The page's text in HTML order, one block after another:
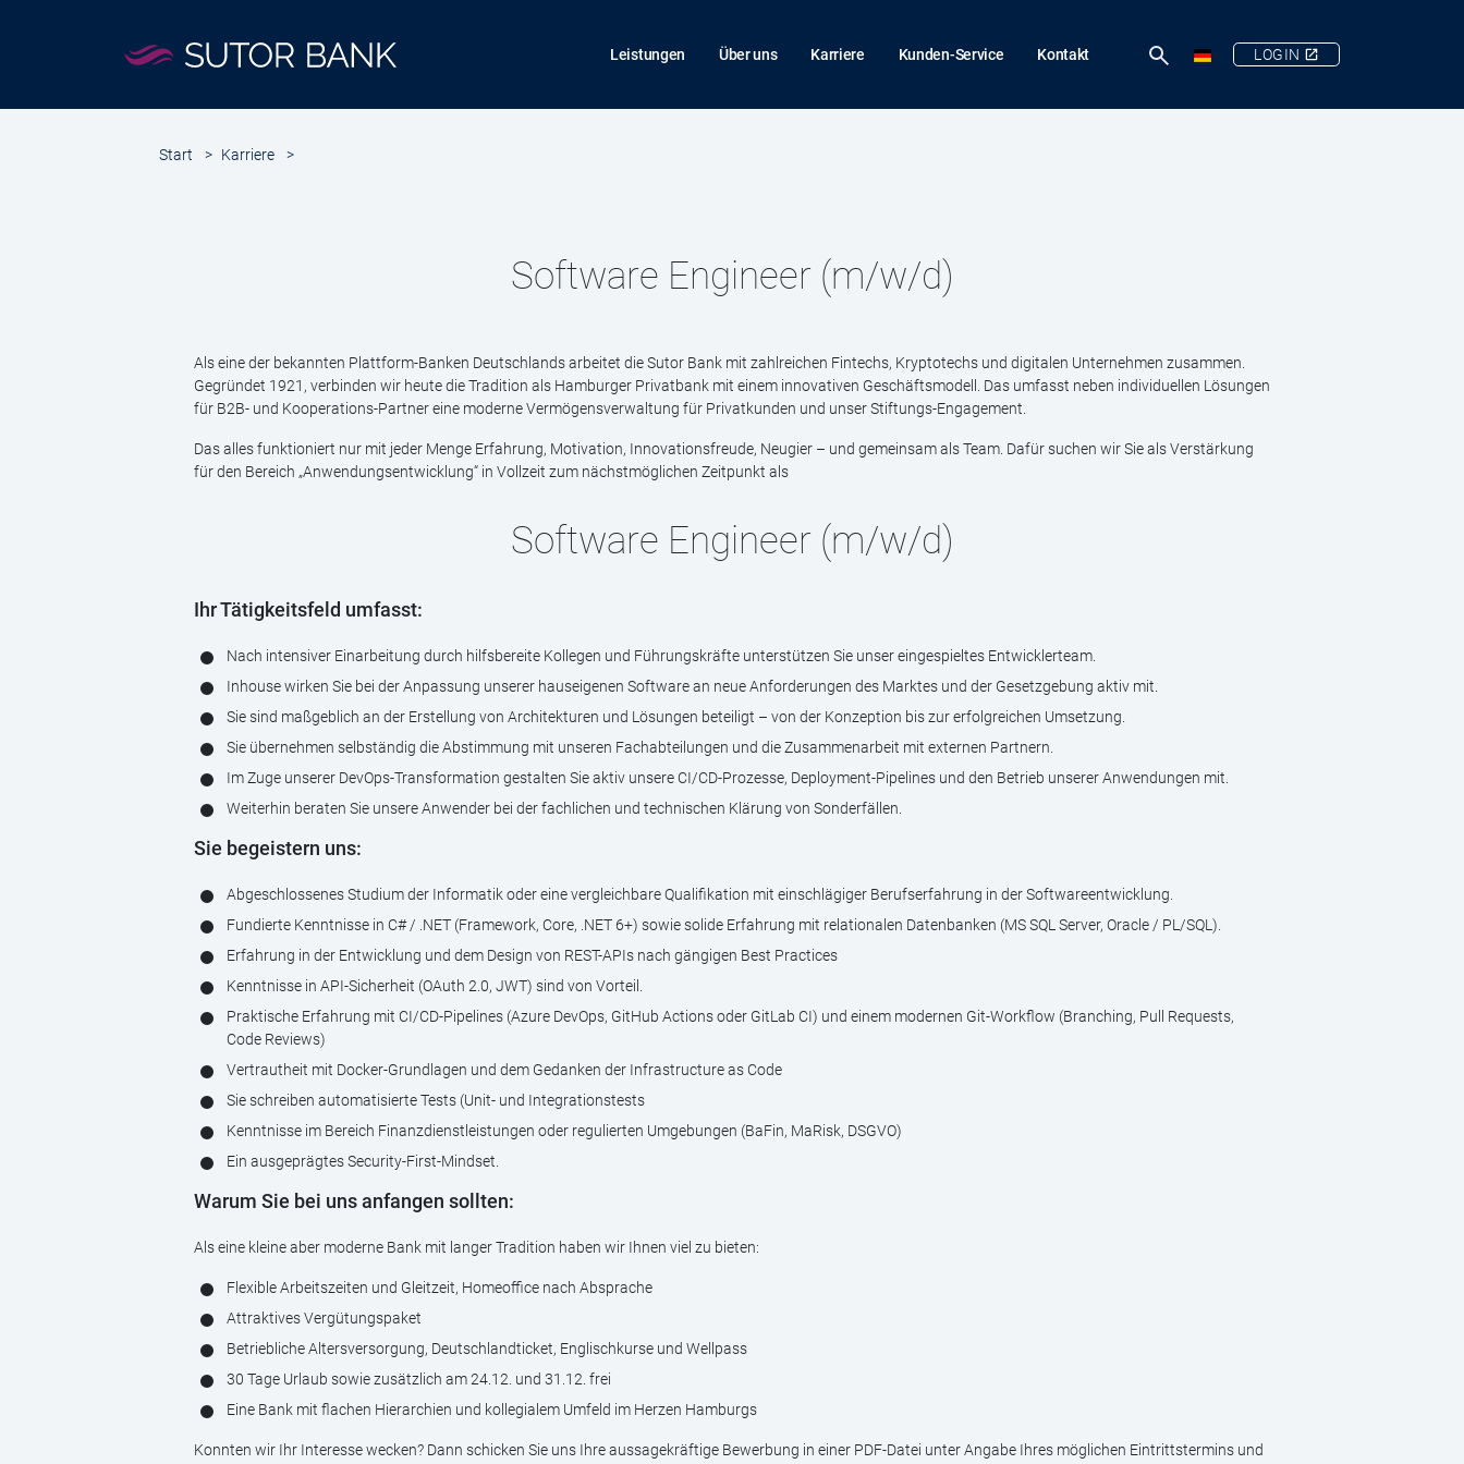
Leistungen Über uns Karriere Kunden-Service Kontakt LOGIN
Start > Karriere >
Software Engineer (m/w/d)
Als eine der bekannten Plattform-Banken Deutschlands arbeitet die Sutor Bank mit zahlreichen Fintechs, Kryptotechs und digitalen Unternehmen zusammen.
Gegründet 1921, verbinden wir heute die Tradition als Hamburger Privatbank mit einem innovativen Geschäftsmodell. Das umfasst neben individuellen Lösungen
für B2B- und Kooperations-Partner eine moderne Vermögensverwaltung für Privatkunden und unser Stiftungs-Engagement.
Das alles funktioniert nur mit jeder Menge Erfahrung, Motivation, Innovationsfreude, Neugier – und gemeinsam als Team. Dafür suchen wir Sie als Verstärkung
für den Bereich „Anwendungsentwicklung“ in Vollzeit zum nächstmöglichen Zeitpunkt als
Software Engineer (m/w/d)
Ihr Tätigkeitsfeld umfasst:
Nach intensiver Einarbeitung durch hilfsbereite Kollegen und Führungskräfte unterstützen Sie unser eingespieltes Entwicklerteam.
Inhouse wirken Sie bei der Anpassung unserer hauseigenen Software an neue Anforderungen des Marktes und der Gesetzgebung aktiv mit.
Sie sind maßgeblich an der Erstellung von Architekturen und Lösungen beteiligt – von der Konzeption bis zur erfolgreichen Umsetzung.
Sie übernehmen selbständig die Abstimmung mit unseren Fachabteilungen und die Zusammenarbeit mit externen Partnern.
Im Zuge unserer DevOps-Transformation gestalten Sie aktiv unsere CI/CD-Prozesse, Deployment-Pipelines und den Betrieb unserer Anwendungen mit.
Weiterhin beraten Sie unsere Anwender bei der fachlichen und technischen Klärung von Sonderfällen.
Sie begeistern uns:
Abgeschlossenes Studium der Informatik oder eine vergleichbare Qualifikation mit einschlägiger Berufserfahrung in der Softwareentwicklung.
Fundierte Kenntnisse in C# / .NET (Framework, Core, .NET 6+) sowie solide Erfahrung mit relationalen Datenbanken (MS SQL Server, Oracle / PL/SQL).
Erfahrung in der Entwicklung und dem Design von REST-APIs nach gängigen Best Practices
Kenntnisse in API-Sicherheit (OAuth 2.0, JWT) sind von Vorteil.
Praktische Erfahrung mit CI/CD-Pipelines (Azure DevOps, GitHub Actions oder GitLab CI) und einem modernen Git-Workflow (Branching, Pull Requests,
Code Reviews)
Vertrautheit mit Docker-Grundlagen und dem Gedanken der Infrastructure as Code
Sie schreiben automatisierte Tests (Unit- und Integrationstests
Kenntnisse im Bereich Finanzdienstleistungen oder regulierten Umgebungen (BaFin, MaRisk, DSGVO)
Ein ausgeprägtes Security-First-Mindset.
Warum Sie bei uns anfangen sollten:
Als eine kleine aber moderne Bank mit langer Tradition haben wir Ihnen viel zu bieten:
Flexible Arbeitszeiten und Gleitzeit, Homeoffice nach Absprache
Attraktives Vergütungspaket
Betriebliche Altersversorgung, Deutschlandticket, Englischkurse und Wellpass
30 Tage Urlaub sowie zusätzlich am 24.12. und 31.12. frei
Eine Bank mit flachen Hierarchien und kollegialem Umfeld im Herzen Hamburgs
Konnten wir Ihr Interesse wecken? Dann schicken Sie uns Ihre aussagekräftige Bewerbung in einer PDF-Datei unter Angabe Ihres möglichen Eintrittstermins und